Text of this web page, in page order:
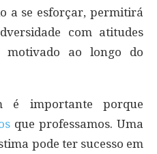
a se esforçar, permitirá
com atitudes
ao longo do
é importante porque
que professamos. Uma
pode ter sucesso em